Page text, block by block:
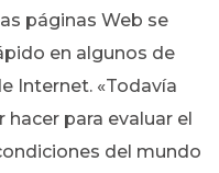
páginas Web se
en algunos de
Internet. «Todavía
para evaluar el
del mundo